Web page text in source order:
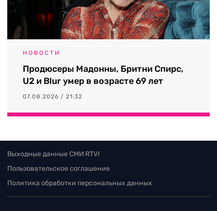
НОВОСТИ
Продюсеры Мадонны, Бритни Спирс,
U2 и Blur умер в возрасте 69 лет
07.08.2026 / 21:32
Выходные данные СМИ RTVI
Пользовательское соглашение
Политика обработки персональных данных